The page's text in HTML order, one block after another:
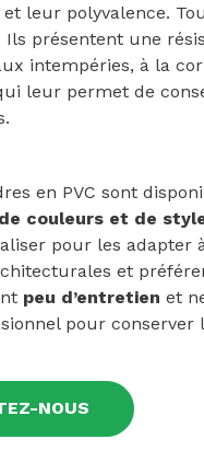
leur polyvalence.
Ils présentent une
intempéries, à la
leur permet de
en PVC sont
couleurs et de
pour les adapter
et
peu d’entretien et
pour conserver
NOUS